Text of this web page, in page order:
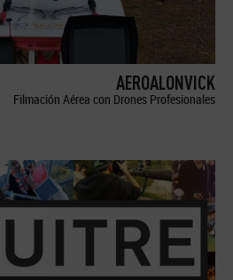
AEROALONVICK
Filmación Aérea con Drones Profesionales